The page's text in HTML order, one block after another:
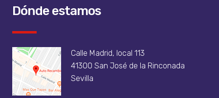
Dónde estamos
Calle Madrid, local 113
41300 San José de la Rinconada
Sevilla